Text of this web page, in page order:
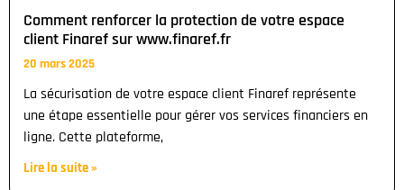
Comment renforcer la protection de votre espace
client Finaref sur www.finaref.fr
20 mars 2025
La sécurisation de votre espace client Finaref représente
une étape essentielle pour gérer vos services financiers en
ligne. Cette plateforme,
Lire la suite »